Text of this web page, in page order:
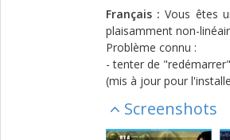
Français : Vous êtes
plaisamment non-
Problème connu :
- tenter de
(mis à jour pour
Screenshots